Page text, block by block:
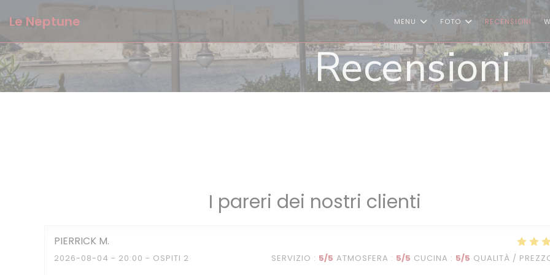
Le Neptune MENU FOTO RECENSIONI
Recensioni
I pareri dei nostri clienti
PIERRICK M
2026-08-04 - 20:00 - OSPITI 2 SERVIZIO : 5/5 ATMOSFERA : 5/5 CUCINA : 5/5 QUALITÀ /